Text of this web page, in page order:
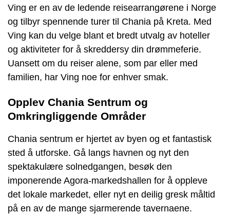
Ving er en av de ledende reisearrangørene i Norge
og tilbyr spennende turer til Chania på Kreta. Med
Ving kan du velge blant et bredt utvalg av hoteller
og aktiviteter for å skreddersy din drømmeferie.
Uansett om du reiser alene, som par eller med
familien, har Ving noe for enhver smak.
Opplev Chania Sentrum og
Omkringliggende Områder
Chania sentrum er hjertet av byen og et fantastisk
sted å utforske. Gå langs havnen og nyt den
spektakulære solnedgangen, besøk den
imponerende Agora-markedshallen for å oppleve
det lokale markedet, eller nyt en deilig gresk måltid
på en av de mange sjarmerende tavernaene.